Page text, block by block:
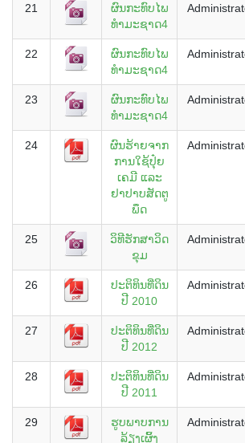
21
ຜົນກະທົບໄພ
ທຳມະຊາດ4
22
ຜົນກະທົບໄພ
ທຳມະຊາດ4
23
ຜົນກະທົບໄພ
ທຳມະຊາດ4
24
ຜົນຮ້າຍຈາກ
ການໃຊ້ປຸ໋ຍ
ເຄມີ ແລະ
ຢາປາບສັດຕູ
ພຶດ
25
ວິທີຮັກສາວິດ
ຂຸມ
26
ປະຕິທິນທີ່ດິນ
ປີ 2010
27
ປະຕິທິນທີ່ດິນ
ປີ 2012
28
ປະຕິທິນທີ່ດິນ
ປີ 2011
29
ຮູບພາບການ
ລ້ຽງເຜິ້ງ